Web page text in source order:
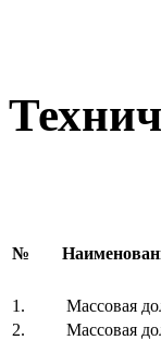
№
1.
Массовая
2.
Массовая